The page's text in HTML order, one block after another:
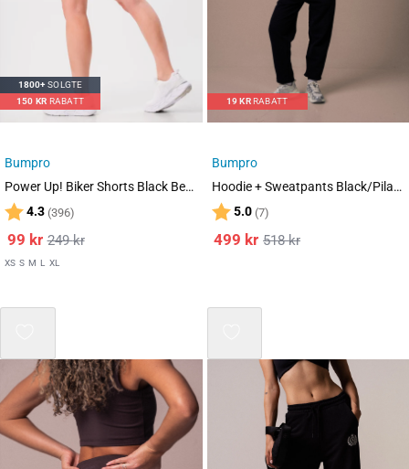
1800+SOLGTE
150 KR RABATT
Bumpro
Power Up! Biker Shorts Black Beauty
Karakter:
4.3 (396)
249kr
99 kr
XS S M L XL
19KRRABATT
Bumpro
Hoodie + Sweatpants Black/Pilates SET
Karakter:
5.0(7)
518kr
499 kr
Mix 3 for 2